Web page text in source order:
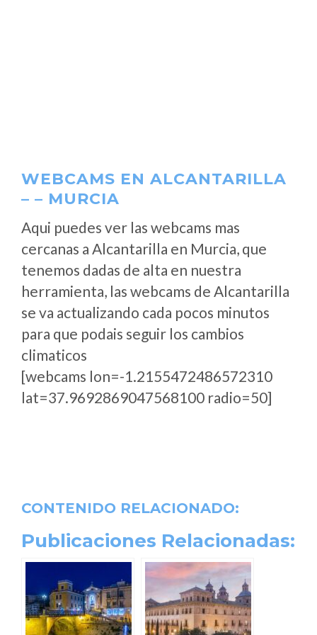
WEBCAMS EN ALCANTARILLA
– – MURCIA
Aqui puedes ver las webcams mas
cercanas a Alcantarilla en Murcia, que
tenemos dadas de alta en nuestra
herramienta, las webcams de Alcantarilla
se va actualizando cada pocos minutos
para que podais seguir los cambios
climaticos
[webcams lon=-1.2155472486572310
lat=37.9692869047568100 radio=50]
CONTENIDO RELACIONADO:
Publicaciones Relacionadas: